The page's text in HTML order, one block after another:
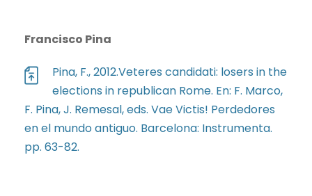
Francisco Pina
Pina, F., 2012.Veteres candidati: losers in the
elections in republican Rome. En: F. Marco,
F. Pina, J. Remesal, eds. Vae Victis! Perdedores
en el mundo antiguo. Barcelona: Instrumenta.
pp. 63-82.